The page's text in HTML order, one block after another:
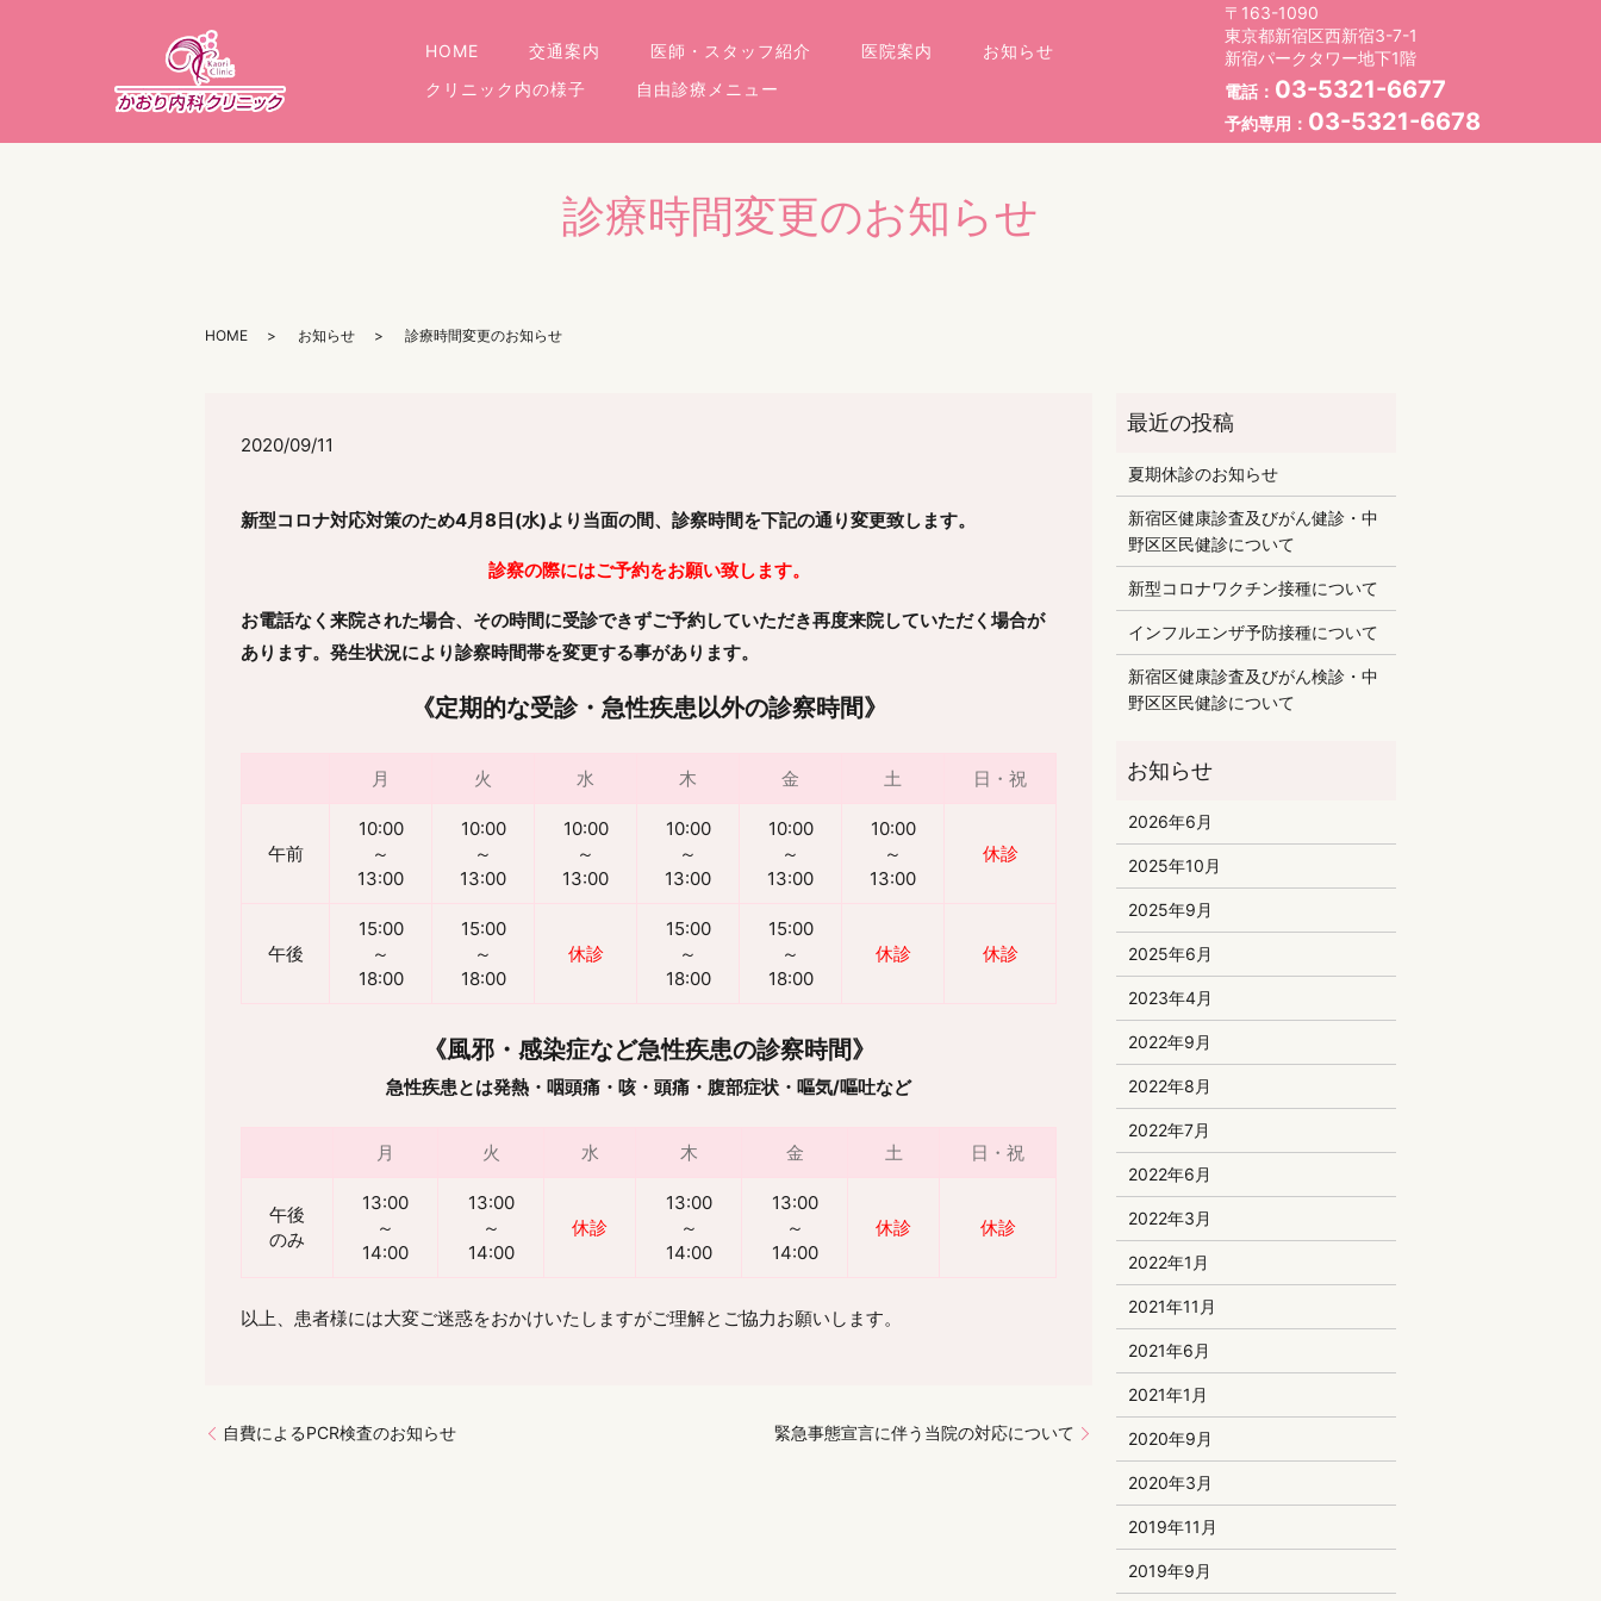
HOME 交通案内 医師・スタッフ紹介 医院案内
お知らせ
クリニック内の様子
自由診療メニュー
〒163-1090
東京都新宿区西新宿3-7-1
新宿パークタワー地下1階
電話： 03-5321-6677
予約専用： 03-5321-6678
診療時間変更のお知らせ
HOME お知らせ 診療時間変更のお知らせ
2020/09/11
新型コロナ対応対策のため4月8日(水)より当面の間、診察時間を下記の通り変更致します。
診察の際にはご予約をお願い致します。
お電話なく来院された場合、その時間に受診できずご予約していただき再度来院していただく場合が
あります。発生状況により診察時間帯を変更する事があります。
《定期的な受診・急性疾患以外の診察時間》
月 火 水 木 金 土 日・祝
午前
10:00
～
13:00
10:00
～
13:00
10:00
～
13:00
10:00
～
13:00
10:00
～
13:00
10:00
～
13:00
休診
午後
15:00
～
18:00
15:00
～
18:00
休診
15:00
～
18:00
15:00
～
18:00
休診 休診
《風邪・感染症など急性疾患の診察時間》
急性疾患とは発熱・咽頭痛・咳・頭痛・腹部症状・嘔気/嘔吐など
月 火 水 木 金 土 日・祝
午後
のみ
13:00
～
14:00
13:00
～
14:00
休診
13:00
～
14:00
13:00
～
14:00
休診 休診
以上、患者様には大変ご迷惑をおかけいたしますがご理解とご協力お願いします。
自費によるPCR検査のお知らせ 緊急事態宣言に伴う当院の対応について
夏期休診のお知らせ
新宿区健康診査及びがん健診・中
野区区民健診について
新型コロナワクチン接種について
インフルエンザ予防接種について
新宿区健康診査及びがん検診・中
野区区民健診について
2026年6月
2025年10月
2025年9月
2025年6月
2023年4月
2022年9月
2022年8月
2022年7月
2022年6月
2022年3月
2022年1月
2021年11月
2021年6月
2021年1月
2020年9月
2020年3月
2019年11月
2019年9月